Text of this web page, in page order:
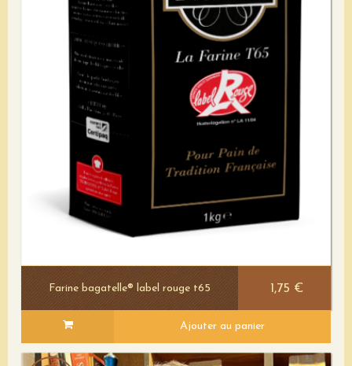
Farine bagatelle® label rouge t65 1,75 €
Ajouter au panier